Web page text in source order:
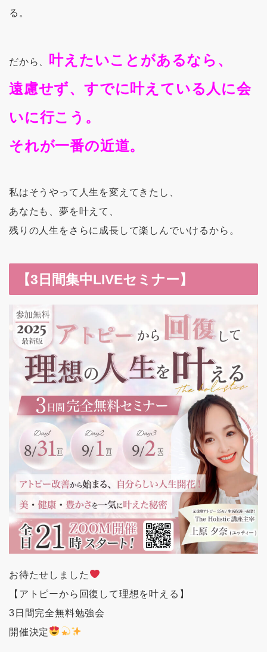
る。
だから、 叶えたいことがあるなら、
遠慮せず、すでに叶えている人に会
いに行こう。
それが一番の近道。
私はそうやって人生を変えてきたし、
あなたも、夢を叶えて、
残りの人生をさらに成長して楽しんでいけるから。
【3日間集中LIVEセミナー】
お待たせしました
【アトピーから回復して理想を叶える】
3日間完全無料勉強会
開催決定